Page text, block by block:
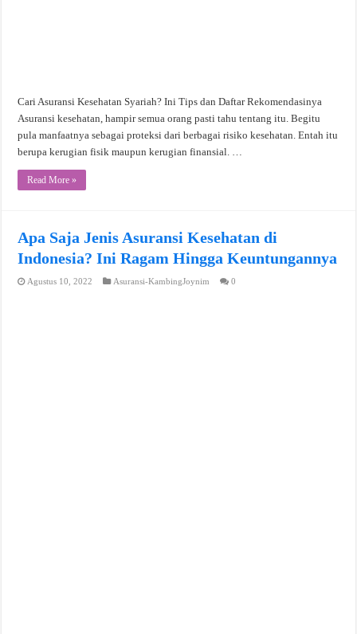
Cari Asuransi Kesehatan Syariah? Ini Tips dan Daftar Rekomendasinya
Asuransi kesehatan, hampir semua orang pasti tahu tentang itu. Begitu
pula manfaatnya sebagai proteksi dari berbagai risiko kesehatan. Entah itu
berupa kerugian fisik maupun kerugian finansial. …
Read More »
Apa Saja Jenis Asuransi Kesehatan di
Indonesia? Ini Ragam Hingga Keuntungannya
Agustus 10, 2022 Asuransi-KambingJoynim 0